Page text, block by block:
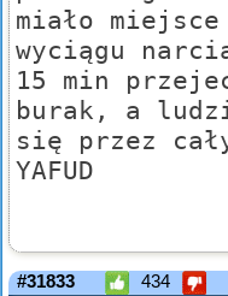
miało
wyciągu
15 min
burak, a
się przez
YAFUD
#31833 434